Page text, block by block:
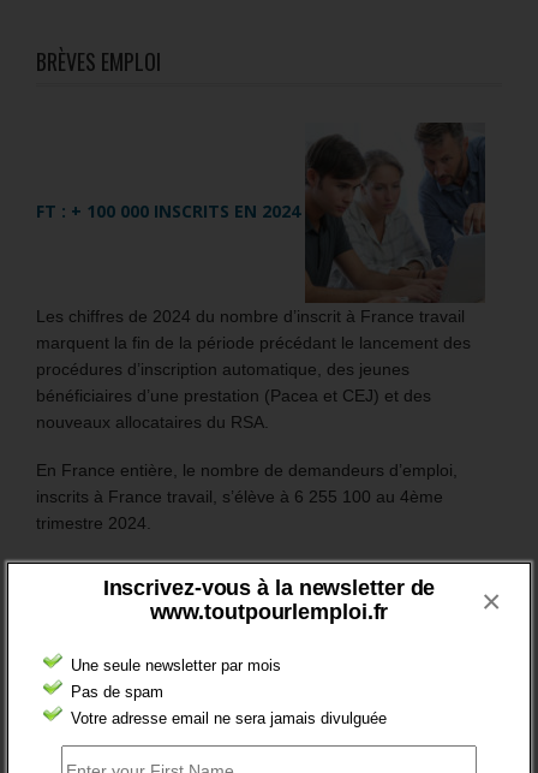
Inscrivez-vous à la newsletter de
www.toutpourlemploi.fr
Une seule newsletter par mois
Pas de spam
Votre adresse email ne sera jamais divulguée
×
BRÈVES EMPLOI
FT : + 100 000 INSCRITS EN 2024
Les chiffres de 2024 du nombre d’inscrit à France travail
marquent la fin de la période précédant le lancement des
procédures d’inscription automatique, des jeunes
bénéficiaires d’une prestation (Pacea et CEJ) et des
nouveaux allocataires du RSA.
En France entière, le nombre de demandeurs d’emploi,
inscrits à France travail, s’élève à 6 255 100 au 4ème
trimestre 2024.
Mais surtout, en catégorie A, le nombre des inscrits (sans
106 200 (soit +3,5%).
Plus généralement, le nombre des inscrits tenus de
rechercher un emploi (A, B ou C) aura augmenté de 97 200